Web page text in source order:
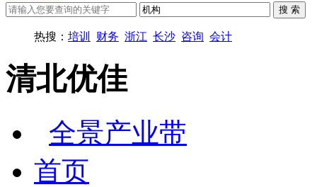
热搜： 培训 财务 浙江 长沙 咨询 会计
清北优佳
全景产业带
首页